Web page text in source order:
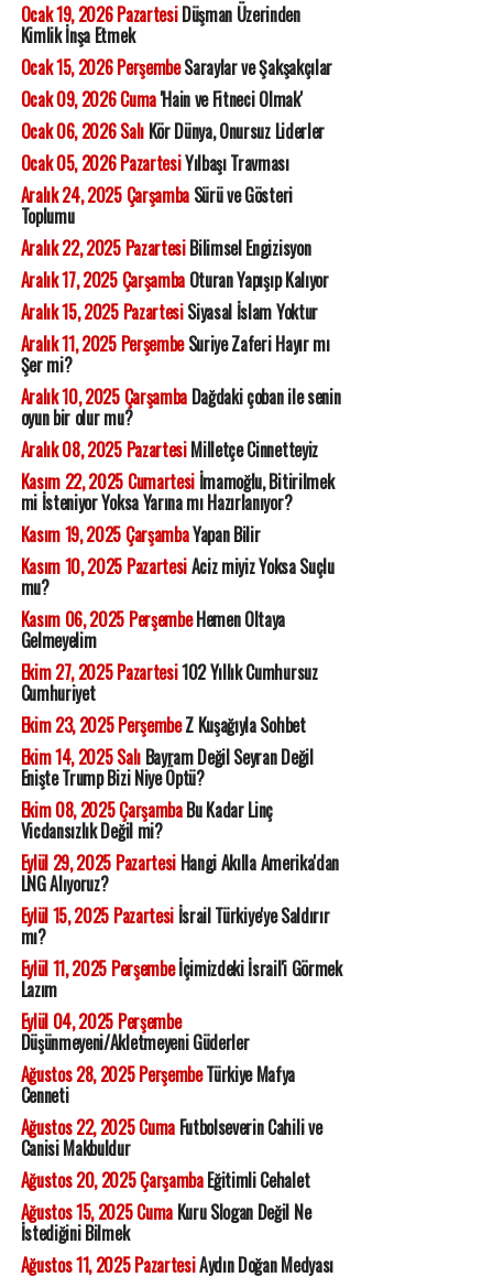
Ocak 19, 2026 PazartesiDüşman Üzerinden
Kimlik İnşa Etmek
Ocak 15, 2026 PerşembeSaraylar ve Şakşakçılar
Ocak 09, 2026 Cuma'Hain ve Fitneci Olmak'
Ocak 06, 2026 SalıKör Dünya, Onursuz Liderler
Ocak 05, 2026 PazartesiYılbaşı Travması
Aralık 24, 2025 ÇarşambaSürü ve Gösteri
Toplumu
Aralık 22, 2025 PazartesiBilimsel Engizisyon
Aralık 17, 2025 ÇarşambaOturan Yapışıp Kalıyor
Aralık 15, 2025 PazartesiSiyasal İslam Yoktur
Aralık 11, 2025 PerşembeSuriye Zaferi Hayır mı
Şer mi?
Aralık 10, 2025 ÇarşambaDağdaki çoban ile senin
oyun bir olur mu?
Aralık 08, 2025 PazartesiMilletçe Cinnetteyiz
Kasım 22, 2025 Cumartesiİmamoğlu, Bitirilmek
mi İsteniyor Yoksa Yarına mı Hazırlanıyor?
Kasım 19, 2025 ÇarşambaYapan Bilir
Kasım 10, 2025 PazartesiAciz miyiz Yoksa Suçlu
mu?
Kasım 06, 2025 PerşembeHemen Oltaya
Gelmeyelim
Ekim 27, 2025 Pazartesi102 Yıllık Cumhursuz
Cumhuriyet
Ekim 23, 2025 PerşembeZ Kuşağıyla Sohbet
Ekim 14, 2025 SalıBayram Değil Seyran Değil
Enişte Trump Bizi Niye Öptü?
Ekim 08, 2025 ÇarşambaBu Kadar Linç
Vicdansızlık Değil mi?
Eylül 29, 2025 PazartesiHangi Akılla Amerika'dan
LNG Alıyoruz?
Eylül 15, 2025 Pazartesiİsrail Türkiye'ye Saldırır
mı?
Eylül 11, 2025 Perşembeİçimizdeki İsrail'i Görmek
Lazım
Eylül 04, 2025 Perşembe
Düşünmeyeni/Akletmeyeni Güderler
Ağustos 28, 2025 PerşembeTürkiye Mafya
Cenneti
Ağustos 22, 2025 CumaFutbolseverin Cahili ve
Canisi Makbuldur
Ağustos 20, 2025 ÇarşambaEğitimli Cehalet
Ağustos 15, 2025 CumaKuru Slogan Değil Ne
İstediğini Bilmek
Ağustos 11, 2025 PazartesiAydın Doğan Medyası